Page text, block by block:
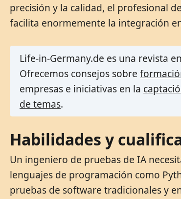
precisión y la calidad, el profesional
facilita enormemente la integración
Life-in-Germany.de es una revista
Ofrecemos consejos sobre
empresas e iniciativas en la
de temas.
Habilidades y
Un ingeniero de pruebas de IA
lenguajes de programación como
pruebas de software tradicionales y